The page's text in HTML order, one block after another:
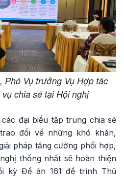
Vụ trưởng Vụ Hợp tác
chia sẻ tại Hội nghị
đại biểu tập trung chia sẻ
đổi về những khó khăn,
pháp tăng cường phối hợp,
thống nhất sẽ hoàn thiện
kỳ Đề án 161 để trình Thủ